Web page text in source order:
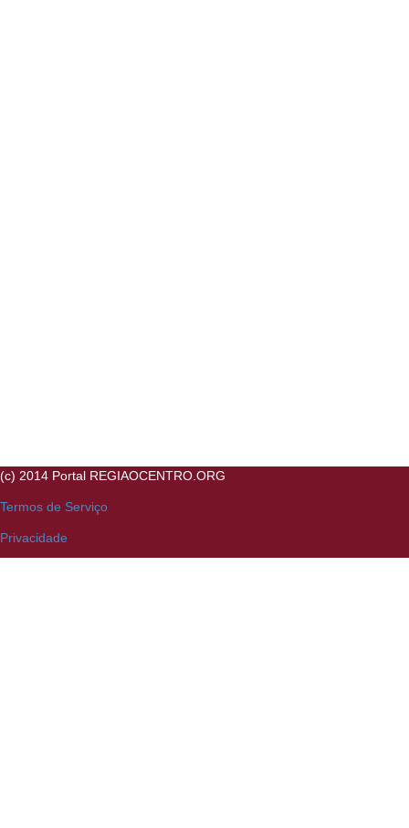
(c) 2014 Portal REGIAOCENTRO.ORG
Termos de Serviço
Privacidade